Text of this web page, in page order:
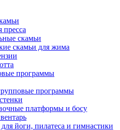
пресса
скамьи
скамьи для жима
программы
программы
платформы и босу
йоги, пилатеса и гимнастики